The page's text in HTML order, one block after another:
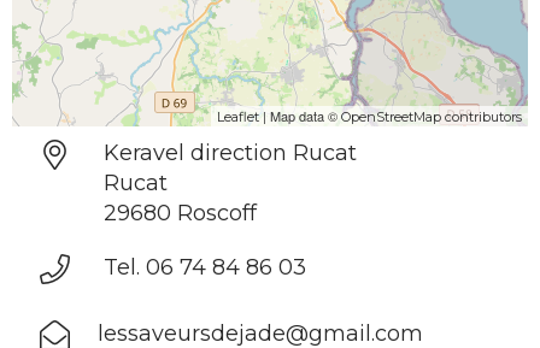
Leaflet | Map data © OpenStreetMap contributors
Keravel direction Rucat
Rucat
29680 Roscoff
Tel. 06 74 84 86 03
lessaveursdejade@gmail.com